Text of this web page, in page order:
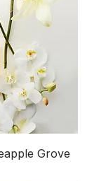
Grove